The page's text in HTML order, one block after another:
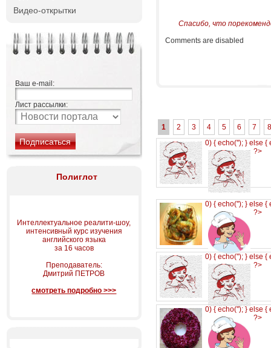
Видео-открытки
Ваш e-mail:
Лист рассылки:
Полиглот
Интеллектуальное реалити-шоу,
интенсивный курс изучения
английского языка
за 16 часов
Преподаватель:
Дмитрий ПЕТРОВ
смотреть подробно >>>
Спасибо, что
Comments are disabled
1 2 3 4 5 6 7
8
0) { echo(''); } else {
?>
0) { echo(''); } else {
?>
0) { echo(''); } else {
?>
0) { echo(''); } else {
?>